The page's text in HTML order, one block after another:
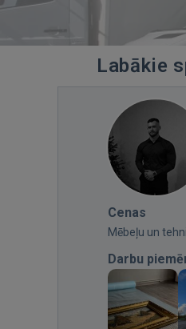
Labākie
Cenas
Mēbeļu un
Darbu